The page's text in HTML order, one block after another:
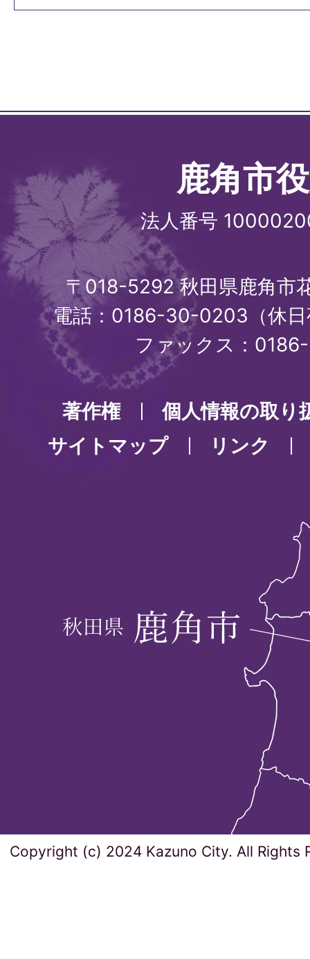
鹿角市
法人番号
〒018-5292 秋田県鹿角市
電話：0186-30-0203（休
ファックス：
著作権
個人情報の取り
サイトマップ
リンク
Copyright (c) 2024 Kazuno City. All Rights